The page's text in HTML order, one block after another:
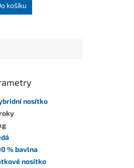
košíku
nosítko
% bavlna
nosítko